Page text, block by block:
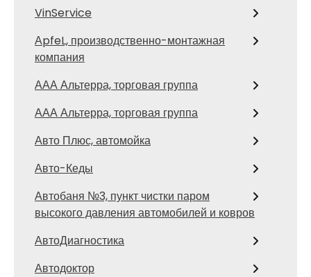
VinService
АpfeL, производственно-монтажная
компания
ААА Альтерра, торговая группа
ААА Альтерра, торговая группа
Авто Плюс, автомойка
Авто-Кеды
Автобаня №3, пункт чистки паром
высокого давления автомобилей и ковров
АвтоДиагностика
Автодоктор